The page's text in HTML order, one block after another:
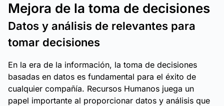
Mejora de la toma de decisiones
Datos y análisis de relevantes para
tomar decisiones
En la era de la información, la toma de decisiones
basadas en datos es fundamental para el éxito de
cualquier compañía. Recursos Humanos juega un
papel importante al proporcionar datos y análisis que